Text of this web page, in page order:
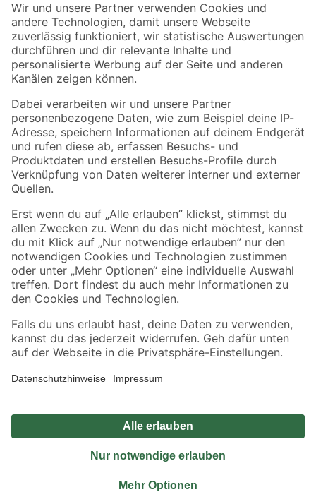
Der toom Newsletter: Keine Angebote und Aktionen mehr verpassen!
Zur Newsletter Anmeldung
Folge uns
Zahlungsarten Versandarten
Sicher einkaufen
Jetzt die toom-App herunterladen
Alle Preisangaben in EUR inkl. gesetzl. MwSt.. Die dargestellten Angebote sind unter
Umständen nicht in allen Märkten verfügbar. Die angegebenen Verfügbarkeiten beziehen
Produkte nur solange der Vorrat reicht.
*Paketversand ab 59 € versandkostenfrei, gilt nicht für Artikel mit Speditionsversand, hier
Privatsphäre Impressum
Nutzungsbedingungen
Widerrufsrecht
Vertrag widerrufen
© 2026 toom Baumarkt GmbH